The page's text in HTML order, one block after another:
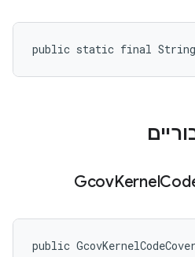
public static final String
GcovKernel
public